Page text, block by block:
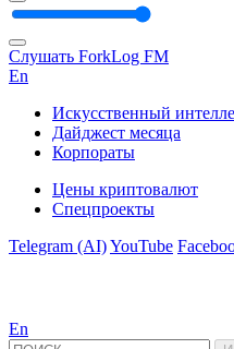
Слушать ForkLog FM
En
Искусственный
Дайджест месяца
Корпораты
Цены криптовалют
Спецпроекты
Telegram (AI)YouTube
En